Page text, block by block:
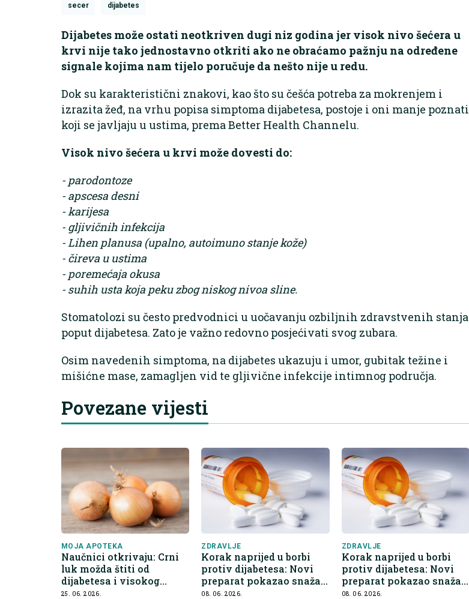
secer dijabetes
Dijabetes može ostati neotkriven dugi niz godina jer visok nivo šećera u
krvi nije tako jednostavno otkriti ako ne obraćamo pažnju na određene
signale kojima nam tijelo poručuje da nešto nije u redu.
Dok su karakteristični znakovi, kao što su češća potreba za mokrenjem i
izrazita žeđ, na vrhu popisa simptoma dijabetesa, postoje i oni manje poznati
koji se javljaju u ustima, prema Better Health Channelu.
Visok nivo šećera u krvi može dovesti do:
- parodontoze
- apscesa desni
- karijesa
- gljivičnih infekcija
- Lihen planusa (upalno, autoimuno stanje kože)
- čireva u ustima
- poremećaja okusa
- suhih usta koja peku zbog niskog nivoa sline.
Stomatolozi su često predvodnici u uočavanju ozbiljnih zdravstvenih stanja
poput dijabetesa. Zato je važno redovno posjećivati svog zubara.
Osim navedenih simptoma, na dijabetes ukazuju i umor, gubitak težine i
mišićne mase, zamagljen vid te gljivične infekcije intimnog područja.
Povezane vijesti
MOJA APOTEKA
Naučnici otkrivaju: Crni
luk možda štiti od
dijabetesa i visokog
pritiska
25. 06. 2026.
ZDRAVLJE
Korak naprijed u borbi
protiv dijabetesa: Novi
preparat pokazao snažan
učinak
08. 06. 2026.
ZDRAVLJE
Korak naprijed u borbi
protiv dijabetesa: Novi
preparat pokazao snažan
učinak
08. 06. 2026.